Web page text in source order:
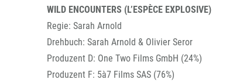
WILD ENCOUNTERS (L’ESPÈCE EXPLOSIVE)
Regie: Sarah Arnold
Drehbuch: Sarah Arnold & Olivier Seror
Produzent D: One Two Films GmbH (24%)
Produzent F: 5à7 Films SAS (76%)